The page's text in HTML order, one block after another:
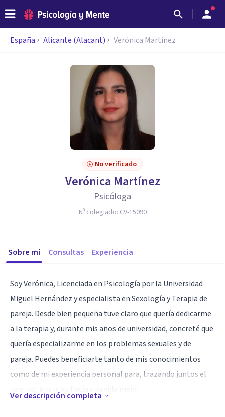
España Alicante (Alacant) Verónica Martínez
No verificado
Verónica Martínez
Psicóloga
Nº colegiado: CV-15090
Sobre mí Consultas Experiencia
Soy Verónica, Licenciada en Psicología por la Universidad
Miguel Hernández y especialista en Sexología y Terapia de
pareja. Desde bien pequeña tuve claro que quería dedicarme
a la terapia y, durante mis años de universidad, concreté que
quería especializarme en los problemas sexuales y de
pareja. Puedes beneficiarte tanto de mis conocimientos
como de mi experiencia personal para, trazando juntos el
Ver descripción completa